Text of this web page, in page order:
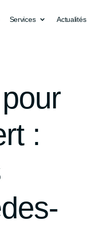
Services Actualités
: